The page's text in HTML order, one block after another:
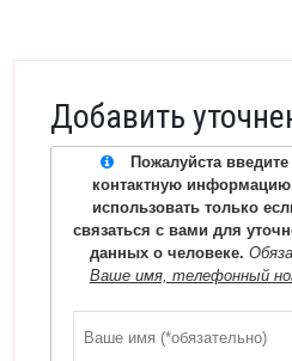
Добавить
Пожалуйста
контактную
использовать только
связаться с вами для
данных о человеке.
Ваше имя, телефонный